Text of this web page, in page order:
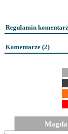
Regulamin
Komentarze (2)
Magda